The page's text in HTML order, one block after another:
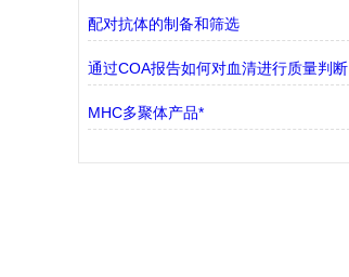
配对抗体的制备和筛选
通过COA报告如何对血清进行质量判断
MHC多聚体产品*